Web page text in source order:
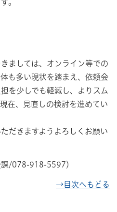
。
ましては、オンライン等での
も多い現状を踏まえ、依頼会
を少しでも軽減し、よりスム
在、見直しの検討を進めてい
だきますようよろしくお願い
課/078-918-5597）
→目次へもどる